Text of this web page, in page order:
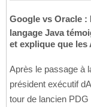
Google vs Oracle :
langage Java
et explique que les
Après le passage à
président exécutif
tour de lancien